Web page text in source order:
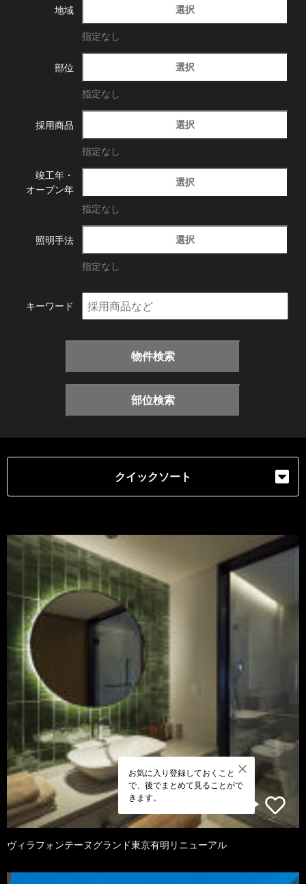
地域 選択
指定なし
部位 選択
指定なし
採用商品 選択
指定なし
竣工年・
オープン年
選択
指定なし
照明手法 選択
指定なし
キーワード
物件検索
部位検索
クイックソート
お気に入り登録しておくこと
で、後でまとめて見ることがで
きます。
ヴィラフォンテーヌグランド東京有明リニューアル